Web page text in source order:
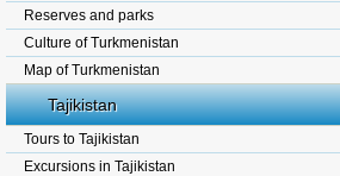
Reserves and parks
Culture of Turkmenistan
Map of Turkmenistan
Tajikistan
Tours to Tajikistan
Excursions in Tajikistan